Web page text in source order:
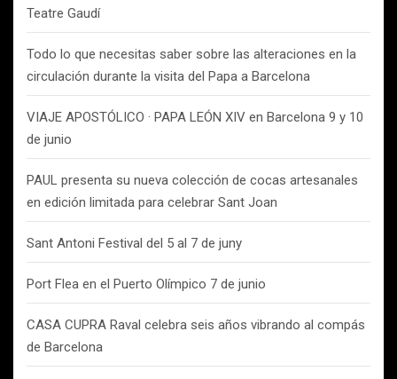
Teatre Gaudí
Todo lo que necesitas saber sobre las alteraciones en la
circulación durante la visita del Papa a Barcelona
VIAJE APOSTÓLICO · PAPA LEÓN XIV en Barcelona 9 y 10
de junio
PAUL presenta su nueva colección de cocas artesanales
en edición limitada para celebrar Sant Joan
Sant Antoni Festival del 5 al 7 de juny
Port Flea en el Puerto Olímpico 7 de junio
CASA CUPRA Raval celebra seis años vibrando al compás
de Barcelona